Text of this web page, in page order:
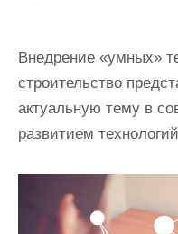
Внедрение «умных»
строительство
актуальную тему в
развитием